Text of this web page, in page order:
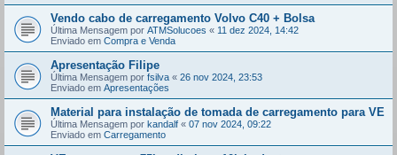
Vendo cabo de carregamento Volvo C40 + Bolsa
Última Mensagem por ATMSolucoes « 11 dez 2024, 14:42
Enviado em Compra e Venda
Apresentação Filipe
Última Mensagem por fsilva « 26 nov 2024, 23:53
Enviado em Apresentações
Material para instalação de tomada de carregamento para VE
Última Mensagem por kandalf « 07 nov 2024, 09:22
Enviado em Carregamento